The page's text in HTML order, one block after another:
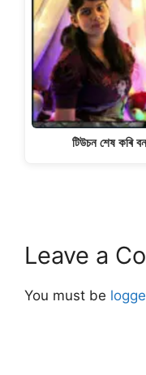
টিউচন শেষ কৰি
Leave a
You must be